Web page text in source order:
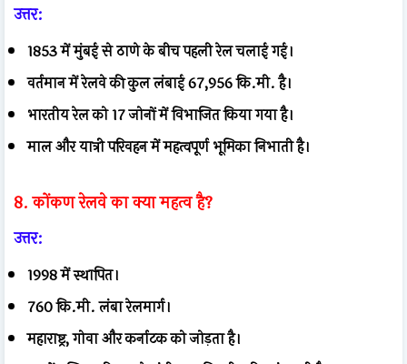
उत्तर:
1853 में मुंबई से ठाणे के बीच पहली रेल चलाई गई।
वर्तमान में रेलवे की कुल लंबाई 67,956 कि.मी. है।
भारतीय रेल को 17 जोनों में विभाजित किया गया है।
माल और यात्री परिवहन में महत्वपूर्ण भूमिका निभाती है।
8. कोंकण रेलवे का क्या महत्व है?
उत्तर:
1998 में स्थापित।
760 कि.मी. लंबा रेलमार्ग।
महाराष्ट्र, गोवा और कर्नाटक को जोड़ता है।